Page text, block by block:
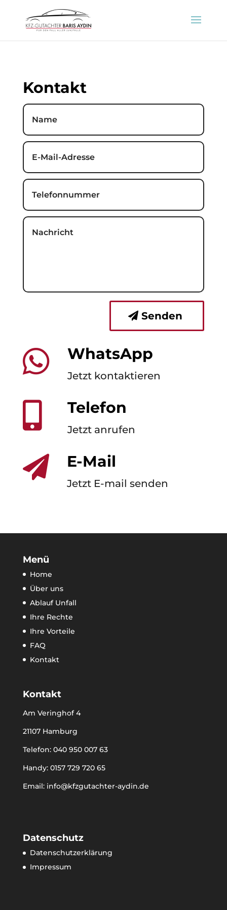
Kontakt
Senden
 WhatsApp
Jetzt kontaktieren
 Telefon
Jetzt anrufen
 E-Mail
Jetzt E-mail senden
Menü
Home
Über uns
Ablauf Unfall
Ihre Rechte
Ihre Vorteile
FAQ
Kontakt
Kontakt
Am Veringhof 4
21107 Hamburg
Telefon: 040 950 007 63
Handy: 0157 729 720 65
Email: info@kfzgutachter-aydin.de
Datenschutz
Datenschutzerklärung
Impressum